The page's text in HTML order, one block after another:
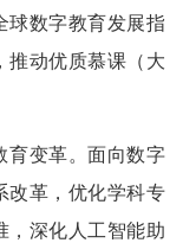
球数字教育发展指
推动优质慕课（大
育变革。面向数字
改革，优化学科专
，深化人工智能助